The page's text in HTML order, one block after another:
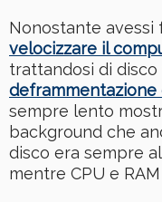
Nonostante
velocizzare il
trattandosi di
deframmentazione
sempre lento
background che
disco era sempre
mentre CPU e